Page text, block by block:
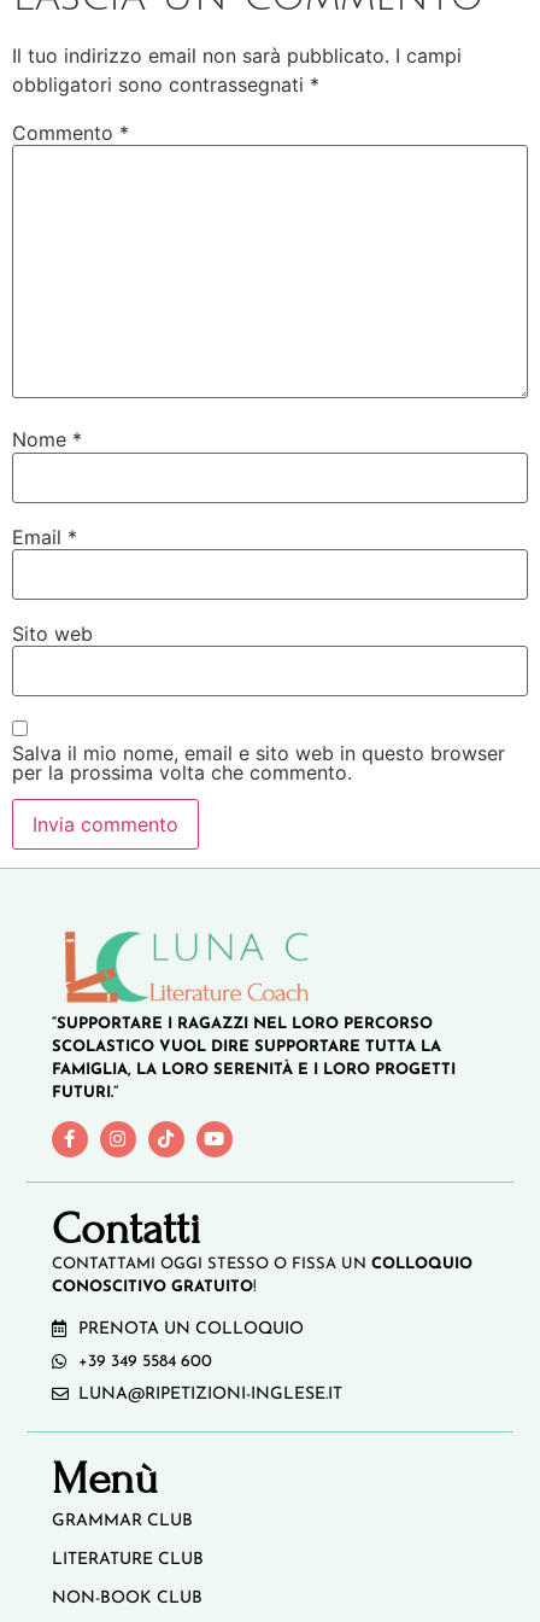
Il tuo indirizzo email non sarà pubblicato. I campi
obbligatori sono contrassegnati *
Commento *
Nome *
Email *
Sito web
Salva il mio nome, email e sito web in questo browser
per la prossima volta che commento.
“SUPPORTARE I RAGAZZI NEL LORO PERCORSO
SCOLASTICO VUOL DIRE SUPPORTARE TUTTA LA
FAMIGLIA, LA LORO SERENITÀ E I LORO PROGETTI
FUTURI.”
Contatti
CONTATTAMI OGGI STESSO O FISSA UN COLLOQUIO
CONOSCITIVO GRATUITO!
PRENOTA UN COLLOQUIO
+39 349 5584 600
LUNA@RIPETIZIONI-INGLESE.IT
Menù
GRAMMAR CLUB
LITERATURE CLUB
NON-BOOK CLUB